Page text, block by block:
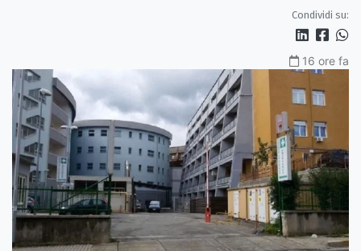
Condividi su:
16 ore fa